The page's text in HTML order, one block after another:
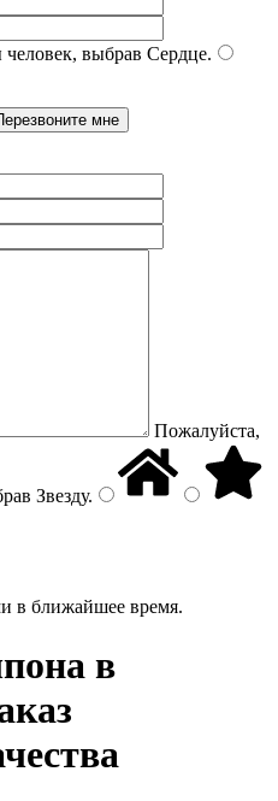
выбрав Сердце.
Пожалуйста,
Звезду.
в ближайшее время.
в